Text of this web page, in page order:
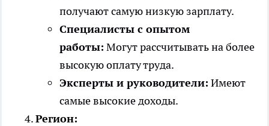
получают самую низкую зарплату.
Специалисты с опытом
работы: Могут рассчитывать на более
высокую оплату труда.
Эксперты и руководители: Имеют
самые высокие доходы.
Регион: